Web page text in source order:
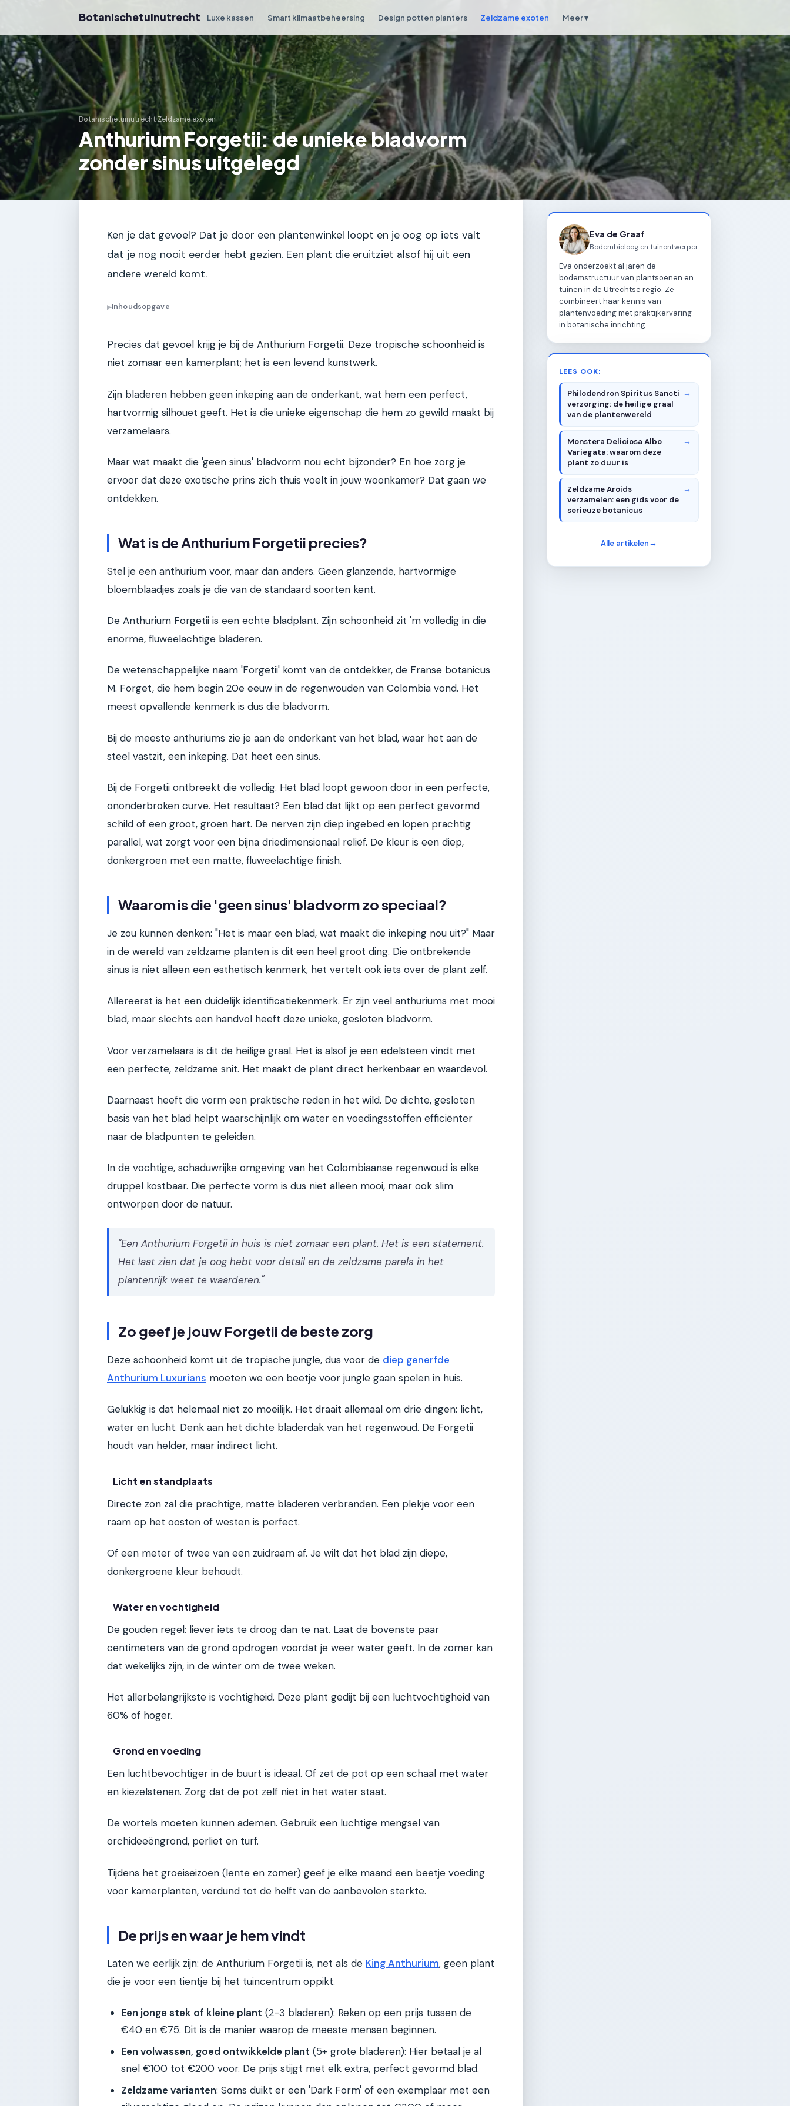
Botanischetuinutrecht Luxe kassen Smart klimaatbeheersing Design potten planters Zeldzame exoten Meer ▾
Botanischetuinutrecht›Zeldzame exoten
Anthurium Forgetii: de unieke bladvorm
zonder sinus uitgelegd
Ken je dat gevoel? Dat je door een plantenwinkel loopt en je oog op iets valt
dat je nog nooit eerder hebt gezien. Een plant die eruitziet alsof hij uit een
andere wereld komt.
▶Inhoudsopgave
Precies dat gevoel krijg je bij de Anthurium Forgetii. Deze tropische schoonheid is
niet zomaar een kamerplant; het is een levend kunstwerk.
Zijn bladeren hebben geen inkeping aan de onderkant, wat hem een perfect,
hartvormig silhouet geeft. Het is die unieke eigenschap die hem zo gewild maakt bij
verzamelaars.
Maar wat maakt die 'geen sinus' bladvorm nou echt bijzonder? En hoe zorg je
ervoor dat deze exotische prins zich thuis voelt in jouw woonkamer? Dat gaan we
ontdekken.
Wat is de Anthurium Forgetii precies?
Stel je een anthurium voor, maar dan anders. Geen glanzende, hartvormige
bloemblaadjes zoals je die van de standaard soorten kent.
De Anthurium Forgetii is een echte bladplant. Zijn schoonheid zit 'm volledig in die
enorme, fluweelachtige bladeren.
De wetenschappelijke naam 'Forgetii' komt van de ontdekker, de Franse botanicus
M. Forget, die hem begin 20e eeuw in de regenwouden van Colombia vond. Het
meest opvallende kenmerk is dus die bladvorm.
Bij de meeste anthuriums zie je aan de onderkant van het blad, waar het aan de
steel vastzit, een inkeping. Dat heet een sinus.
Bij de Forgetii ontbreekt die volledig. Het blad loopt gewoon door in een perfecte,
ononderbroken curve. Het resultaat? Een blad dat lijkt op een perfect gevormd
schild of een groot, groen hart. De nerven zijn diep ingebed en lopen prachtig
parallel, wat zorgt voor een bijna driedimensionaal reliëf. De kleur is een diep,
donkergroen met een matte, fluweelachtige finish.
Waarom is die 'geen sinus' bladvorm zo speciaal?
Je zou kunnen denken: "Het is maar een blad, wat maakt die inkeping nou uit?" Maar
in de wereld van zeldzame planten is dit een heel groot ding. Die ontbrekende
sinus is niet alleen een esthetisch kenmerk, het vertelt ook iets over de plant zelf.
Allereerst is het een duidelijk identificatiekenmerk. Er zijn veel anthuriums met mooi
blad, maar slechts een handvol heeft deze unieke, gesloten bladvorm.
Voor verzamelaars is dit de heilige graal. Het is alsof je een edelsteen vindt met
een perfecte, zeldzame snit. Het maakt de plant direct herkenbaar en waardevol.
Daarnaast heeft die vorm een praktische reden in het wild. De dichte, gesloten
basis van het blad helpt waarschijnlijk om water en voedingsstoffen efficiënter
naar de bladpunten te geleiden.
In de vochtige, schaduwrijke omgeving van het Colombiaanse regenwoud is elke
druppel kostbaar. Die perfecte vorm is dus niet alleen mooi, maar ook slim
ontworpen door de natuur.
"Een Anthurium Forgetii in huis is niet zomaar een plant. Het is een statement.
Het laat zien dat je oog hebt voor detail en de zeldzame parels in het
plantenrijk weet te waarderen."
Zo geef je jouw Forgetii de beste zorg
Deze schoonheid komt uit de tropische jungle, dus voor de diep generfde
Anthurium Luxurians moeten we een beetje voor jungle gaan spelen in huis.
Gelukkig is dat helemaal niet zo moeilijk. Het draait allemaal om drie dingen: licht,
water en lucht. Denk aan het dichte bladerdak van het regenwoud. De Forgetii
houdt van helder, maar indirect licht.
Licht en standplaats
Directe zon zal die prachtige, matte bladeren verbranden. Een plekje voor een
raam op het oosten of westen is perfect.
Of een meter of twee van een zuidraam af. Je wilt dat het blad zijn diepe,
donkergroene kleur behoudt.
Water en vochtigheid
De gouden regel: liever iets te droog dan te nat. Laat de bovenste paar
centimeters van de grond opdrogen voordat je weer water geeft. In de zomer kan
dat wekelijks zijn, in de winter om de twee weken.
Het allerbelangrijkste is vochtigheid. Deze plant gedijt bij een luchtvochtigheid van
60% of hoger.
Grond en voeding
Een luchtbevochtiger in de buurt is ideaal. Of zet de pot op een schaal met water
en kiezelstenen. Zorg dat de pot zelf niet in het water staat.
De wortels moeten kunnen ademen. Gebruik een luchtige mengsel van
orchideeëngrond, perliet en turf.
Tijdens het groeiseizoen (lente en zomer) geef je elke maand een beetje voeding
voor kamerplanten, verdund tot de helft van de aanbevolen sterkte.
De prijs en waar je hem vindt
Laten we eerlijk zijn: de Anthurium Forgetii is, net als de King Anthurium, geen plant
die je voor een tientje bij het tuincentrum oppikt.
Een jonge stek of kleine plant (2-3 bladeren): Reken op een prijs tussen de
€40 en €75. Dit is de manier waarop de meeste mensen beginnen.
Een volwassen, goed ontwikkelde plant (5+ grote bladeren): Hier betaal je al
snel €100 tot €200 voor. De prijs stijgt met elk extra, perfect gevormd blad.
Zeldzame varianten: Soms duikt er een 'Dark Form' of een exemplaar met een
Eva de Graaf
Bodembioloog en tuinontwerper
Eva onderzoekt al jaren de
bodemstructuur van plantsoenen en
tuinen in de Utrechtse regio. Ze
combineert haar kennis van
plantenvoeding met praktijkervaring
in botanische inrichting.
LEES OOK:
Philodendron Spiritus Sancti
verzorging: de heilige graal
van de plantenwereld
Monstera Deliciosa Albo
Variegata: waarom deze
plant zo duur is
Zeldzame Aroids
verzamelen: een gids voor de
serieuze botanicus
Alle artikelen